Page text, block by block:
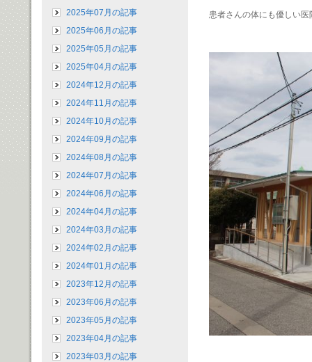
2025年07月の記事
2025年06月の記事
2025年05月の記事
2025年04月の記事
2024年12月の記事
2024年11月の記事
2024年10月の記事
2024年09月の記事
2024年08月の記事
2024年07月の記事
2024年06月の記事
2024年04月の記事
2024年03月の記事
2024年02月の記事
2024年01月の記事
2023年12月の記事
2023年06月の記事
2023年05月の記事
2023年04月の記事
2023年03月の記事
患者さんの体にも優しい医